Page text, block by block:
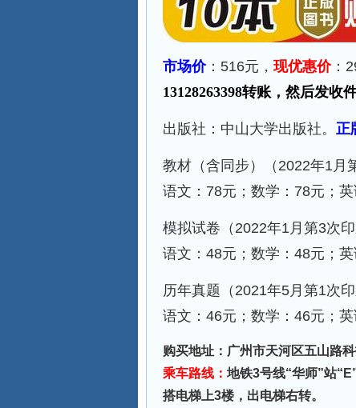
市场价：516元， 现优惠价：
13128263398转账，然后发收
出版社：中山大学出版社。 正
教材（含同步）（2022年1月
语文：78元；数学：78元；英
模拟试卷（2022年1月第3次印
语文：48元；数学：48元；英
历年真题（2021年5月第1次印
语文：46元；数学：46元；英
购买地址： 广州市天河区五山路
乘车路线： 地铁3号线“华师”站
搭电梯上3楼，出电梯右转。